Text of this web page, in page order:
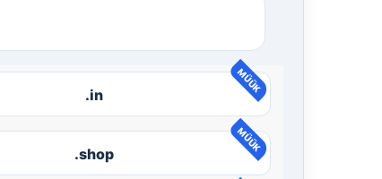
MÜÜK
.in
MÜÜK
.shop